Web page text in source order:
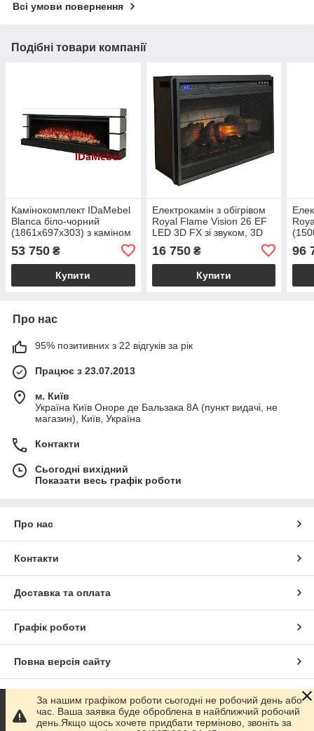
Всі умови повернення
Подібні товари компанії
Камінокомплект IDaMebel
Blanca біло-чорний
(1861x697x303) з каміном
реалістичними дровами,
обігрівом,
53 750 ₴
Купити
Електрокамін з обігрівом
Royal Flame Vision 26 EF
LED 3D FX зі звуком, 3D
дровами
16 750₴
Купити
96
Про нас
95% позитивних з 22 відгуків за рік
Працює з 23.07.2013
м. Київ
Україна Київ Оноре де Бальзака 8А (пункт видачі, не
магазин), Київ, Україна
Контакти
Сьогодні вихідний
Показати весь графік роботи
Про нас
Контакти
Доставка та оплата
Графік роботи
Повна версія сайту
Сайт створено на маркетплейсі Prom.ua
За нашим графіком роботи сьогодні не робочий день або
час. Ваша заявка буде оброблена в найближчий робочий
день.Якщо щось хочете придбати терміново, звоніть за